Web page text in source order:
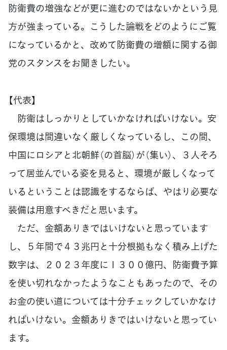
防衛費の増強などが更に進むのではないかという見
方が強まっている。こうした論戦をどのようにご覧
になっているかと、改めて防衛費の増額に関する御
党のスタンスをお聞きしたい。
【代表】
防衛はしっかりとしていかなければいけない。安
保環境は間違いなく厳しくなっているし、この間、
中国にロシアと北朝鮮（の首脳）が（集い）、３人そろ
って居並んでいる姿を見ると、環境が厳しくなって
いるということは認識をするならば、やはり必要な
装備は用意すべきだと思います。
ただ、金額ありきではいけないと思っています
し、５年間で４３兆円と十分根拠もなく積み上げた
数字は、２０２３年度に１３００億円、防衛費予算
を使い切れなかったようなこともあったので、その
お金の使い道については十分チェックしていかなけ
ればいけない。金額ありきではいけないと思ってい
ます。